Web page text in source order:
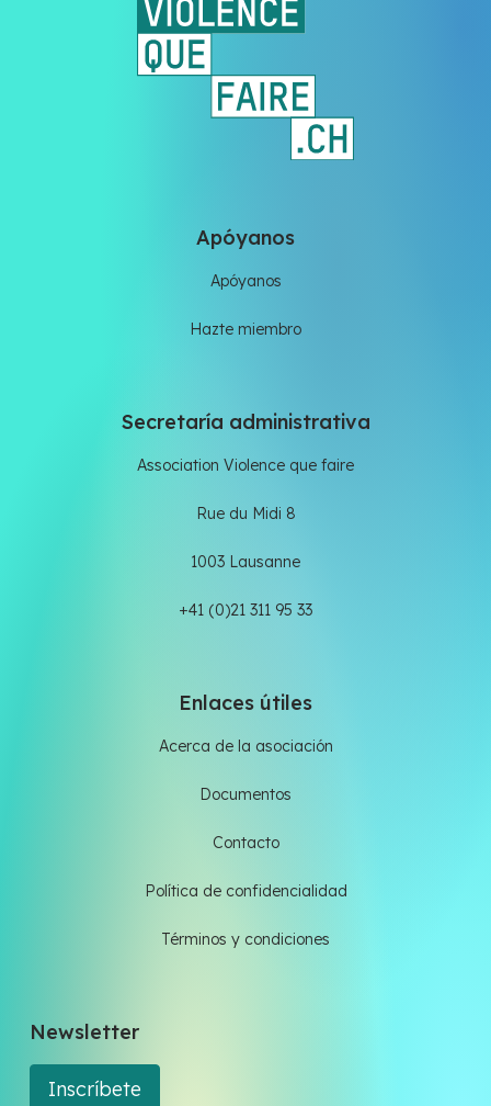
Apóyanos
Apóyanos
Hazte miembro
Secretaría administrativa
Association Violence que faire
Rue du Midi 8
1003 Lausanne
+41 (0)21 311 95 33
Enlaces útiles
Acerca de la asociación
Documentos
Contacto
Política de confidencialidad
Términos y condiciones
Newsletter
Inscríbete